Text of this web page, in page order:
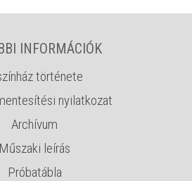
INFORMÁCIÓK
története
nyilatkozat
Archívum
Műszaki leírás
Próbatábla